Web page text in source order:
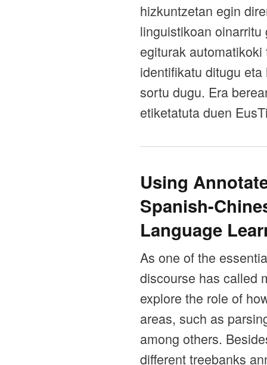
hizkuntzetan egin
linguistikoan
egiturak
identifikatu ditugu
sortu dugu. Era
etiketatuta duen
Using
Spanish-
Language
As one of the
discourse has called
explore the role of
areas, such as
among others.
different treebanks